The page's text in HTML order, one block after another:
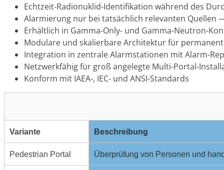
Echtzeit-Radionuklid-Identifikation während des
Alarmierung nur bei tatsächlich relevanten Quellen
Erhältlich in Gamma-Only- und Gamma-Neutron-
Modulare und skalierbare Architektur für
Integration in zentrale Alarmstationen mit Alarm-
Netzwerkfähig für groß angelegte Multi-Portal-
Konform mit IAEA-, IEC- und ANSI-Standards
Variante Beschreibung
Pedestrian Portal Überprüfung von Personen und